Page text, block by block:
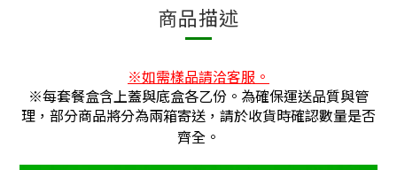
商品描述
※如需樣品請洽客服。
※每套餐盒含上蓋與底盒各乙份。為確保運送品質與管
理，部分商品將分為兩箱寄送，請於收貨時確認數量是否
齊全。